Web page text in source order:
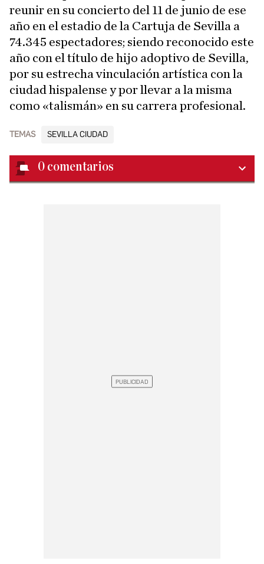
reunir en su concierto del 11 de junio de ese
año en el estadio de la Cartuja de Sevilla a
74.345 espectadores; siendo reconocido este
año con el título de hijo adoptivo de Sevilla,
por su estrecha vinculación artística con la
ciudad hispalense y por llevar a la misma
como «talismán» en su carrera profesional.
TEMAS SEVILLA CIUDAD
0 comentarios